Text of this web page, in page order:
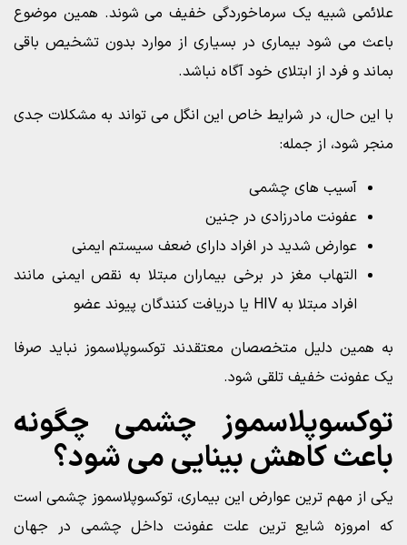
علائمی شبیه یک سرماخوردگی خفیف می شوند. همین موضوع
باعث می شود بیماری در بسیاری از موارد بدون تشخیص باقی
بماند و فرد از ابتلای خود آگاه نباشد.
با این حال، در شرایط خاص این انگل می تواند به مشکلات جدی
منجر شود، از جمله:
آسیب های چشمی
عفونت مادرزادی در جنین
عوارض شدید در افراد دارای ضعف سیستم ایمنی
التهاب مغز در برخی بیماران مبتلا به نقص ایمنی مانند
افراد مبتلا به HIV یا دریافت کنندگان پیوند عضو
به همین دلیل متخصصان معتقدند توکسوپلاسموز نباید صرفا
یک عفونت خفیف تلقی شود.
توکسوپلاسموز چشمی چگونه
باعث کاهش بینایی می شود؟
یکی از مهم ترین عوارض این بیماری، توکسوپلاسموز چشمی است
که امروزه شایع ترین علت عفونت داخل چشمی در جهان